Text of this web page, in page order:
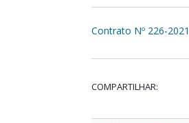
Contrato Nº 226-
COMPARTILHAR: